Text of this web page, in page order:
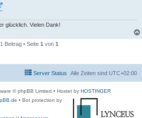
glücklich. Vielen Dank!
1 Beitrag • Seite 1 von 1
Alle Zeiten sind UTC+02:00
Server Status
© phpBB Limited • Hostet by HOSTINGER
• Bot protection by